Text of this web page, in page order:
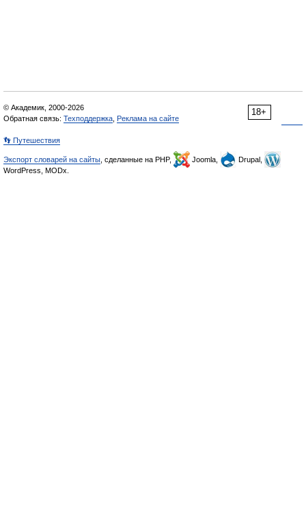
18+
© Академик, 2000-2026
Обратная связь: Техподдержка Реклама на сайте
👣 Путешествия
Экспорт словарей на сайты , сделанные на PHP, Joomla,
Drupal,
WordPress, MODx.